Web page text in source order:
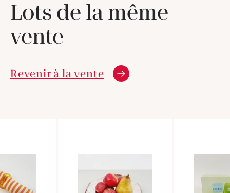
Lots de la même
vente
Revenir à la vente